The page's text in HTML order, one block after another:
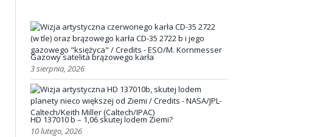
Gazowy satelita brązowego karła
3 sierpnia, 2026
HD 137010 b – 1,06 skutej lodem Ziemi?
10 lutego, 2026